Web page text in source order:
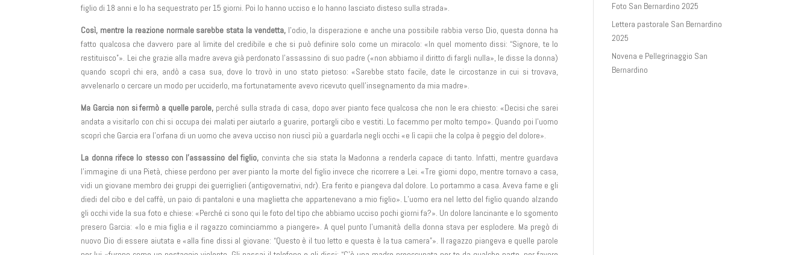
figlio di 18 anni e lo ha sequestrato per 15 giorni. Poi lo hanno ucciso e lo hanno lasciato disteso sulla strada».
Così, mentre la reazione normale sarebbe stata la vendetta,l’odio, la disperazione e anche una possibile rabbia verso Dio, questa donna ha
fatto qualcosa che davvero pare al limite del credibile e che si può definire solo come un miracolo: «In quel momento dissi: “Signore, te lo
restituisco”». Lei che grazie alla madre aveva già perdonato l’assassino di suo padre («non abbiamo il diritto di fargli nulla», le disse la donna)
quando scoprì chi era, andò a casa sua, dove lo trovò in uno stato pietoso: «Sarebbe stato facile, date le circostanze in cui si trovava,
avvelenarlo o cercare un modo per ucciderlo, ma fortunatamente avevo ricevuto quell’insegnamento da mia madre».
Ma Garcia non si fermò a quelle parole, perché sulla strada di casa, dopo aver pianto fece qualcosa che non le era chiesto: «Decisi che sarei
andata a visitarlo con chi si occupa dei malati per aiutarlo a guarire, portargli cibo e vestiti. Lo facemmo per molto tempo». Quando poi l’uomo
scoprì che Garcia era l’orfana di un uomo che aveva ucciso non riuscì più a guardarla negli occhi «e lì capii che la colpa è peggio del dolore».
La donna rifece lo stesso con l’assassino del figlio, convinta che sia stata la Madonna a renderla capace di tanto. Infatti, mentre guardava
l’immagine di una Pietà, chiese perdono per aver pianto la morte del figlio invece che ricorrere a Lei. «Tre giorni dopo, mentre tornavo a casa,
vidi un giovane membro dei gruppi dei guerriglieri (antigovernativi, ndr). Era ferito e piangeva dal dolore. Lo portammo a casa. Aveva fame e gli
diedi del cibo e del caffè, un paio di pantaloni e una maglietta che appartenevano a mio figlio». L’uomo era nel letto del figlio quando alzando
gli occhi vide la sua foto e chiese: «Perché ci sono qui le foto del tipo che abbiamo ucciso pochi giorni fa?». Un dolore lancinante e lo sgomento
presero Garcia: «Io e mia figlia e il ragazzo cominciammo a piangere». A quel punto l’umanità della donna stava per esplodere. Ma pregò di
nuovo Dio di essere aiutata e «alla fine dissi al giovane: “Questo è il tuo letto e questa è la tua camera”». Il ragazzo piangeva e quelle parole
Foto San Bernardino 2025
Lettera pastorale San Bernardino
2025
Novena e Pellegrinaggio San
Bernardino